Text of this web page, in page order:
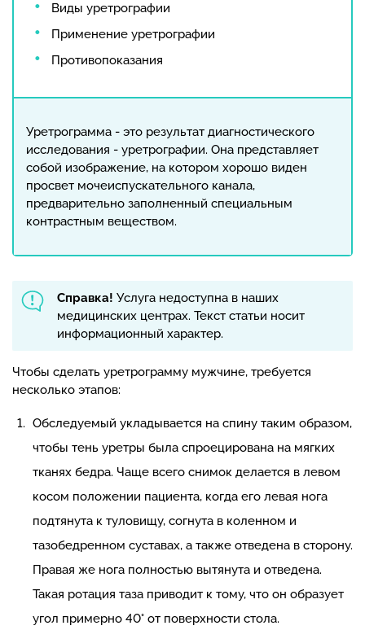
Виды уретрографии
Применение уретрографии
Противопоказания
Уретрограмма - это результат диагностического
исследования - уретрографии. Она представляет
собой изображение, на котором хорошо виден
просвет мочеиспускательного канала,
предварительно заполненный специальным
контрастным веществом.
Справка! Услуга недоступна в наших
медицинских центрах. Текст статьи носит
информационный характер.
Чтобы сделать уретрограмму мужчине, требуется
несколько этапов:
Обследуемый укладывается на спину таким образом,
чтобы тень уретры была спроецирована на мягких
тканях бедра. Чаще всего снимок делается в левом
косом положении пациента, когда его левая нога
подтянута к туловищу, согнута в коленном и
тазобедренном суставах, а также отведена в сторону.
Правая же нога полностью вытянута и отведена.
Такая ротация таза приводит к тому, что он образует
угол примерно 40° от поверхности стола.